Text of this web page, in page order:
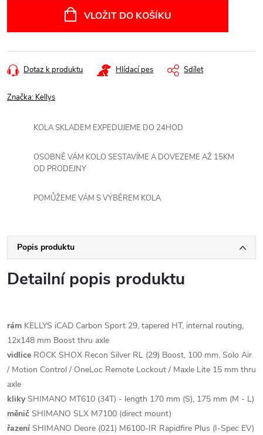
VLOŽIT DO KOŠÍKU
Dotaz k produktu Hlídací pes Sdílet
Značka: Kellys
KOLA SKLADEM EXPEDUJEME DO 24HOD
OSOBNĚ VÁM KOLO SESTAVÍME A DOVEZEME AŽ 15KM
OD PRODEJNY
POMŮŽEME VÁM S VÝBĚREM KOLA
Popis produktu
Detailní popis produktu
rám KELLYS iCAD Carbon Sport 29, tapered HT, internal routing,
12x148 mm Boost thru axle
vidlice ROCK SHOX Recon Silver RL (29) Boost, 100 mm, Solo Air
/ Motion Control / OneLoc Remote Lockout / Maxle Lite 15 mm thru
axle
klikySHIMANO MT610 (34T) - length 170 mm (S), 175 mm (M - L)
měnič SHIMANO SLX M7100 (direct mount)
řazení SHIMANO Deore (021) M6100-IR Rapidfire Plus (I-Spec EV)